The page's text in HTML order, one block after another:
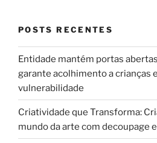
POSTS RECENTES
Entidade mantém portas
garante acolhimento a crianças
vulnerabilidade
Criatividade que Transforma:
mundo da arte com decoupage